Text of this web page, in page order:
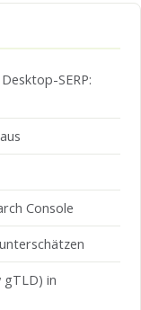
SERP:
Console
gTLD) in